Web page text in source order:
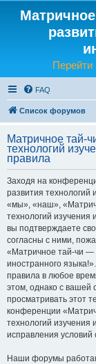
Перейти
FAQ
Список форумов
Матричное тай-
технологий
правила
Заходя на
развития технологий
«мы», «наш»,
технологий изучения
вы подтверждаете
согласны с ними,
«Матричное тай-чи —
иностранного
правила в любое
этом, однако с
просматривать этот
конференции
технологий изучения
исправления условий
Наши форумы